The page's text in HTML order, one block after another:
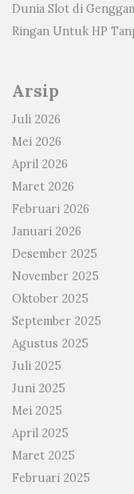
Dunia Slot di
Ringan Untuk HP
Arsip
Juli 2026
Mei 2026
April 2026
Maret 2026
Februari 2026
Januari 2026
Desember 2025
November 2025
Oktober 2025
September 2025
Agustus 2025
Juli 2025
Juni 2025
Mei 2025
April 2025
Maret 2025
Februari 2025